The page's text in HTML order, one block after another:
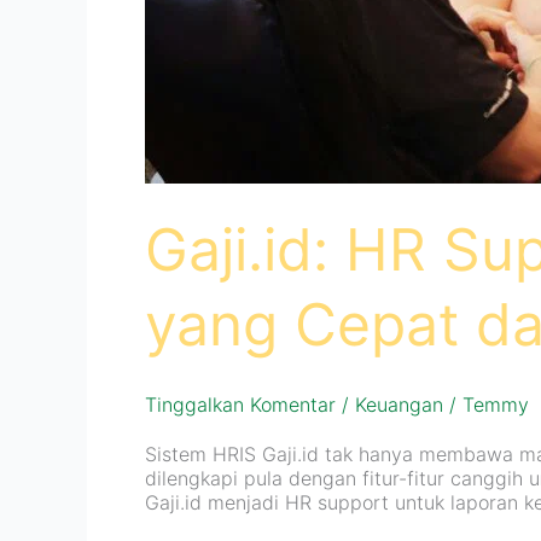
Gaji.id: HR
yang Cepat
Tinggalkan Komentar / Keuangan / Temmy
Sistem HRIS Gaji.id tak hanya membawa
dilengkapi pula dengan fitur-fitur canggih
Gaji.id menjadi HR support untuk laporan